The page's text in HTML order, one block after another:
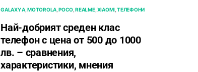
GALAXY A MOTOROLA POCO REALME XIAOMI ТЕЛЕФОНИ
Най-добрият среден клас
телефон с цена от 500 до 1000
лв. – сравнения,
характеристики, мнения